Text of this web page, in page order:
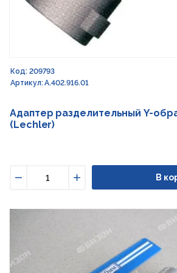
Код: 209793
Артикул: А.402.916.01
Адаптер разделительный Y-
(Lechler)
Увеличить
В